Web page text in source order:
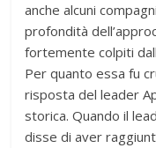
anche alcuni
profondità
fortemente colpiti
Per quanto essa fu
risposta del leader
storica. Quando il
disse di aver